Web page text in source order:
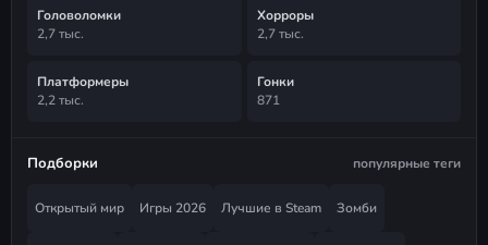
Головоломки
2,7 тыс.
Хорроры
2,7 тыс.
Платформеры
2,2 тыс.
Гонки
871
Подборки популярные теги
Открытый мир Игры 2026 Лучшие в Steam Зомби